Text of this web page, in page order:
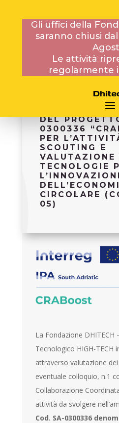
Gli uffici della
saranno chiusi
Le attività
regolarmente
30
AVVISO PER
CO.CO.CO.
DEL
0300336
PER
SCOUTING E
VALUTAZIONE
TECNOLOGIE
CIRCOLARE
05)
La Fondazione DHITECH
Tecnologico HIGH-TECH
attraverso valutazione
eventuale colloquio, n.1
Collaborazione
attività da svolgere
Cod. SA-0300336